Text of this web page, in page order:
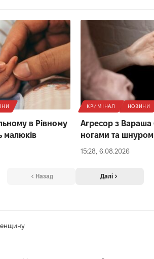
в Рівному
малюків
КРИМІНАЛ НОВИНИ
Агресор з
ногами та
15:28, 6.08.2026
Назад Далі